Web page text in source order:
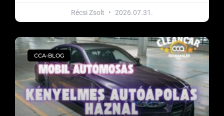
Récsi Zsolt 2026.07.31.
CCA-BLOG